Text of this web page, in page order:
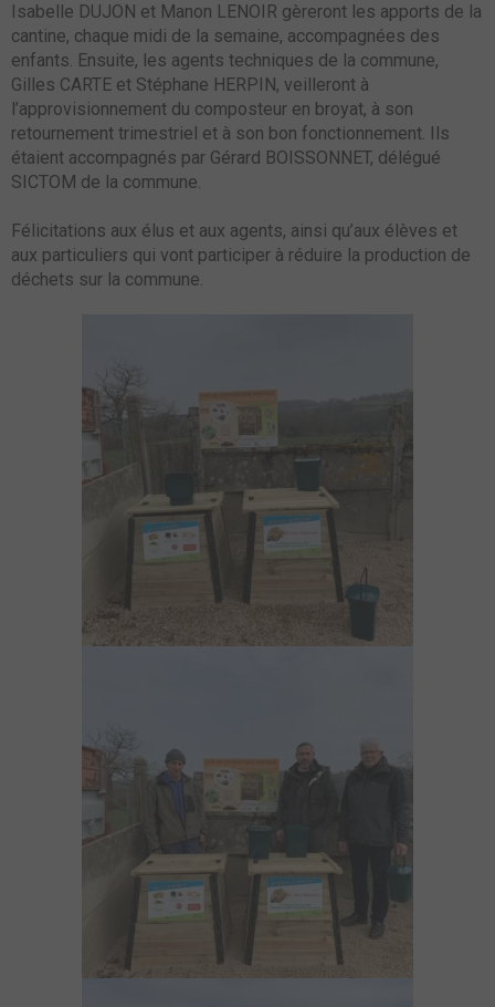
Isabelle DUJON et Manon LENOIR gèreront les apports de la
cantine, chaque midi de la semaine, accompagnées des
enfants. Ensuite, les agents techniques de la commune,
Gilles CARTE et Stéphane HERPIN, veilleront à
l’approvisionnement du composteur en broyat, à son
retournement trimestriel et à son bon fonctionnement. Ils
étaient accompagnés par Gérard BOISSONNET, délégué
SICTOM de la commune.
Félicitations aux élus et aux agents, ainsi qu’aux élèves et
aux particuliers qui vont participer à réduire la production de
déchets sur la commune.